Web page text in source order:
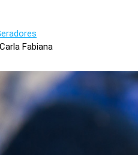
Fabiana